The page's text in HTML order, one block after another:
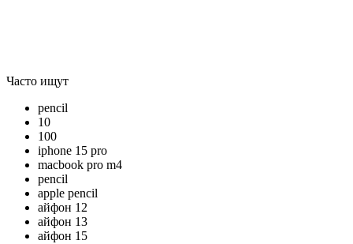
Часто ищут
pencil
10
100
iphone 15 pro
macbook pro m4
pencil
apple pencil
айфон 12
айфон 13
айфон 15